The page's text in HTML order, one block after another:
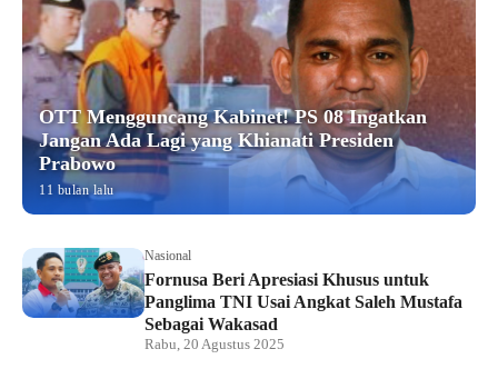
OTT Mengguncang Kabinet! PS 08 Ingatkan
Jangan Ada Lagi yang Khianati Presiden
Prabowo
11 bulan lalu
Nasional
Fornusa Beri Apresiasi Khusus untuk
Panglima TNI Usai Angkat Saleh Mustafa
Sebagai Wakasad
Rabu, 20 Agustus 2025